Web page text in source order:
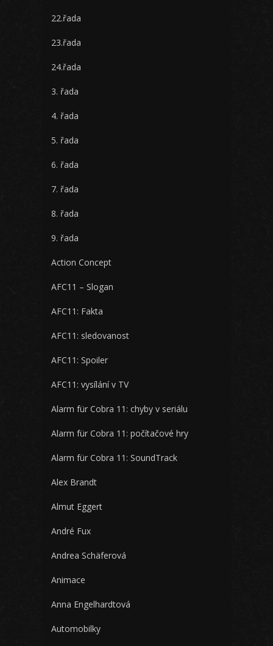
22.řada
23.řada
24.řada
3. řada
4. řada
5. řada
6. řada
7. řada
8. řada
9. řada
Action Concept
AFC11 – Slogan
AFC11: Fakta
AFC11: sledovanost
AFC11: Spoiler
AFC11: vysílání v TV
Alarm für Cobra 11: chyby v seriálu
Alarm für Cobra 11: počítačové hry
Alarm für Cobra 11: SoundTrack
Alex Brandt
Almut Eggert
André Fux
Andrea Schäferová
Animace
Anna Engelhardtová
Automobilky